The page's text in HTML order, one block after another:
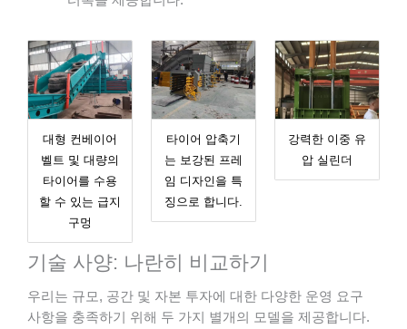
대형 컨베이어
벨트 및 대량의
타이어를 수용
할 수 있는 급지
구멍
타이어 압축기
는 보강된 프레
임 디자인을 특
징으로 합니다.
강력한 이중 유
압 실린더
기술 사양: 나란히 비교하기
우리는 규모, 공간 및 자본 투자에 대한 다양한 운영 요구
사항을 충족하기 위해 두 가지 별개의 모델을 제공합니다.